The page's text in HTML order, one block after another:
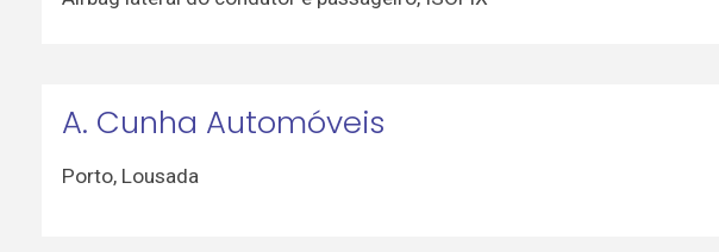
A. Cunha Automóveis
Porto, Lousada